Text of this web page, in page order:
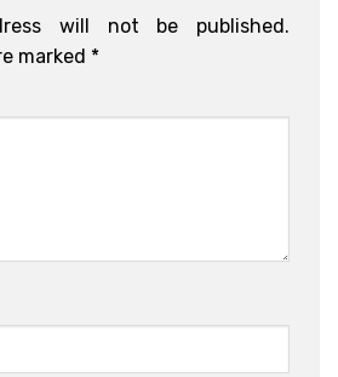
will not be published.
marked *